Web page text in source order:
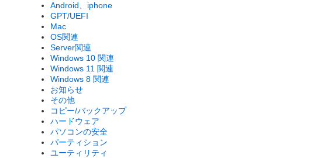
Android、iphone
GPT/UEFI
Mac
OS関連
Server関連
Windows 10 関連
Windows 11 関連
Windows 8 関連
お知らせ
その他
コピー/バックアップ
ハードウェア
パソコンの安全
パーティション
ユーティリティ